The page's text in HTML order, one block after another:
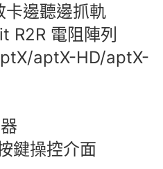
邊聽邊抓軌
電阻陣列
aptX-HD/aptX-
鍵操控介面